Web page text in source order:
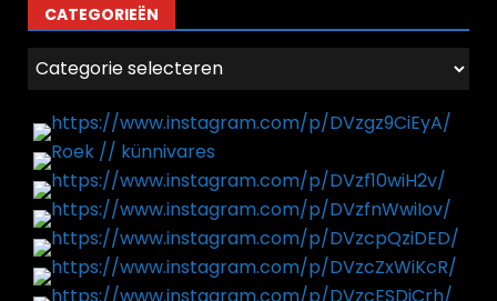
CATEGORIEËN
Categorieën